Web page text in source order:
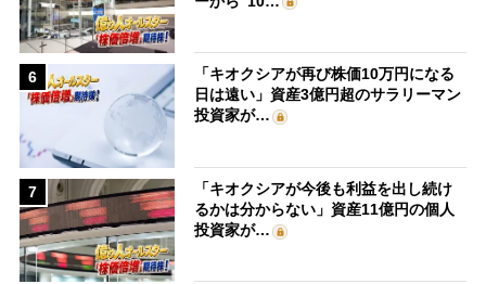
6
「キオクシアが再び株価10万円になる
日は遠い」資産3億円超のサラリーマン
投資家が…
7
「キオクシアが今後も利益を出し続け
るかは分からない」資産11億円の個人
投資家が…